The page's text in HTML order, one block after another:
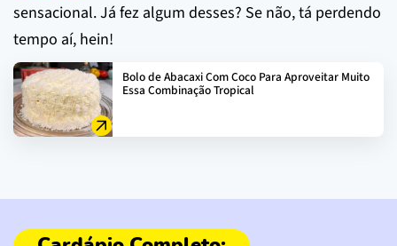
sensacional. Já fez algum desses? Se não, tá perdendo
tempo aí, hein!
Bolo de Abacaxi Com Coco Para Aproveitar Muito
Essa Combinação Tropical